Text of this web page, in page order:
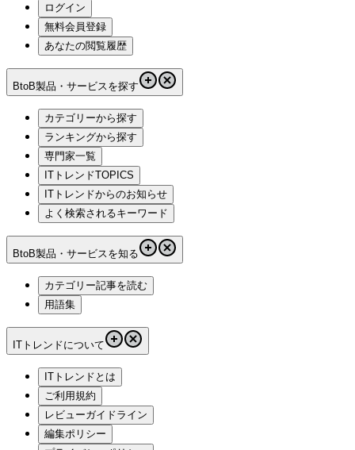
ログイン
無料会員登録
あなたの閲覧履歴
BtoB製品・サービスを探す
カテゴリーから探す
ランキングから探す
専門家一覧
ITトレンドTOPICS
ITトレンドからのお知らせ
よく検索されるキーワード
BtoB製品・サービスを知る
カテゴリー記事を読む
用語集
ITトレンドについて
ITトレンドとは
ご利用規約
レビューガイドライン
編集ポリシー